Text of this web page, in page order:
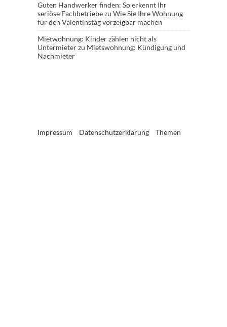
Guten Handwerker finden: So erkennt Ihr
seriöse Fachbetriebezu Wie Sie Ihre Wohnung
für den Valentinstag vorzeigbar machen
Mietwohnung: Kinder zählen nicht als
Untermieterzu Mietswohnung: Kündigung und
Nachmieter
Impressum Datenschutzerklärung Themen